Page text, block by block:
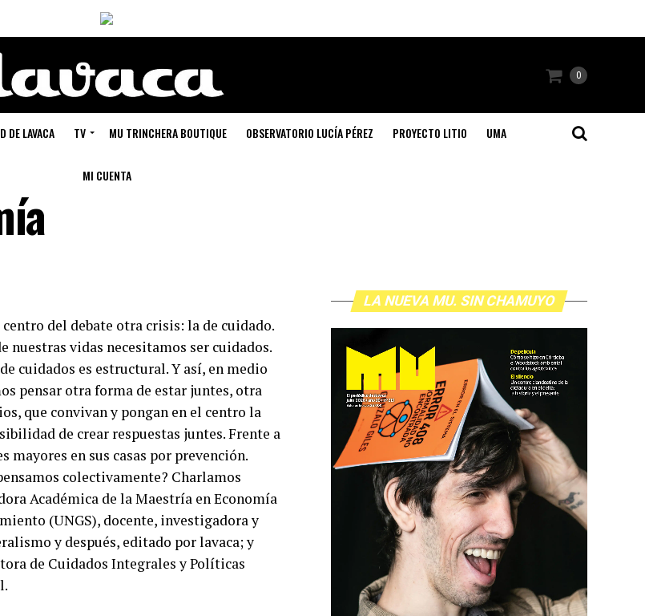
0
DE LAVACA TV MU TRINCHERA BOUTIQUE OBSERVATORIO LUCÍA PÉREZ PROYECTO LITIO UMA
MI CUENTA
del debate otra crisis: la de cuidado.
nuestras vidas necesitamos ser cuidados.
cuidados es estructural. Y así, en medio
pensar otra forma de estar juntes, otra
que convivan y pongan en el centro la
de crear respuestas juntes. Frente a
mayores en sus casas por prevención.
colectivamente? Charlamos
Académica de la Maestría en Economía
(UNGS), docente, investigadora y
y después, editado por lavaca; y
de Cuidados Integrales y Políticas
LA NUEVA MU. SIN CHAMUYO